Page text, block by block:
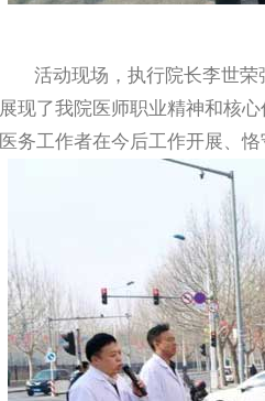
活动现场，执行院长李世荣
展现了我院医师职业精神和核
医务工作者在今后工作开展、